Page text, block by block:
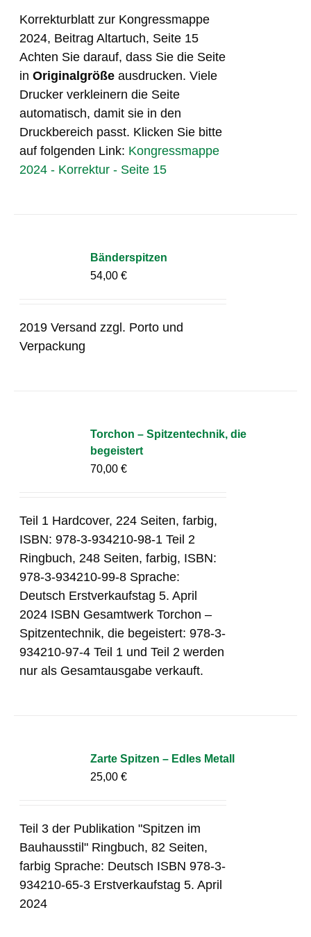
Korrekturblatt zur Kongressmappe
2024, Beitrag Altartuch, Seite 15
Achten Sie darauf, dass Sie die Seite
inOriginalgröße ausdrucken. Viele
Drucker verkleinern die Seite
automatisch, damit sie in den
Druckbereich passt. Klicken Sie bitte
auf folgenden Link: Kongressmappe
2024 - Korrektur - Seite 15
Bänderspitzen
54,00€
2019 Versand zzgl. Porto und
Verpackung
Torchon – Spitzentechnik, die
begeistert
70,00€
Teil 1 Hardcover, 224 Seiten, farbig,
ISBN: 978-3-934210-98-1 Teil 2
Ringbuch, 248 Seiten, farbig, ISBN:
978-3-934210-99-8 Sprache:
Deutsch Erstverkaufstag 5. April
2024 ISBN Gesamtwerk Torchon –
Spitzentechnik, die begeistert: 978-3-
934210-97-4 Teil 1 und Teil 2 werden
nur als Gesamtausgabe verkauft.
Zarte Spitzen – Edles Metall
25,00€
Teil 3 der Publikation "Spitzen im
Bauhausstil" Ringbuch, 82 Seiten,
farbig Sprache: Deutsch ISBN 978-3-
934210-65-3 Erstverkaufstag 5. April
2024